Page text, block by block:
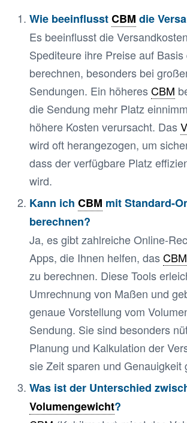
Wie beeinflusstCBM die
Es beeinflusst die
Spediteure ihre Preise auf
berechnen, besonders bei
Sendungen. Ein höheresCBM
die Sendung mehr Platz
höhere Kosten verursacht. Das
wird oft herangezogen, um
dass der verfügbare Platz
wird.
Kann ich CBM mit Standard-
berechnen?
Ja, es gibt zahlreiche Online-
Apps, die Ihnen helfen, dasCBM
zu berechnen. Diese Tools
Umrechnung von Maßen und
genaue Vorstellung vom
Sendung. Sie sind besonders
Planung und Kalkulation der
sie Zeit sparen und Genauigkeit
Was ist der Unterschied
Volumengewicht?